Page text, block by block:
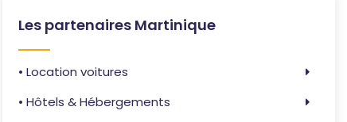
Les partenaires Martinique
• Location voitures
• Hôtels & Hébergements